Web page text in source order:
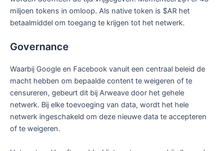
miljoen tokens in omloop. Als native token is $AR het
betaalmiddel om toegang te krijgen tot het netwerk.
Governance
Waarbij Google en Facebook vanuit een centraal beleid de
macht hebben om bepaalde content te weigeren of te
censureren, gebeurt dit bij Arweave door het gehele
netwerk. Bij elke toevoeging van data, wordt het hele
netwerk ingeschakeld om deze nieuwe data te accepteren
of te weigeren.